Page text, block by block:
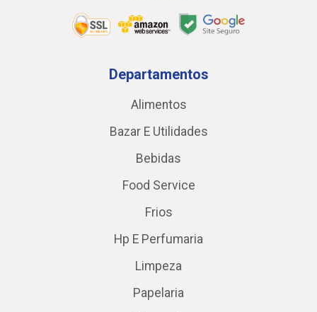
Departamentos
Alimentos
Bazar E Utilidades
Bebidas
Food Service
Frios
Hp E Perfumaria
Limpeza
Papelaria